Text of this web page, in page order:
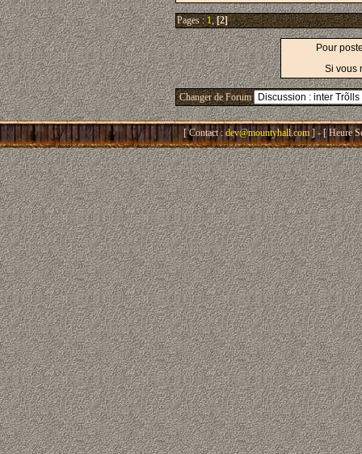
Pages :1,[2]
Pour
Si vous
Changer de Forum
[ Contact : dev@mountyhall.com ] - [ Heure